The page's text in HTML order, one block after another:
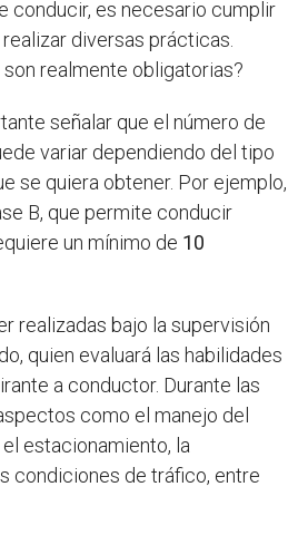
conducir, es necesario cumplir
diversas prácticas.
realmente obligatorias?
señalar que el número de
variar dependiendo del tipo
se quiera obtener. Por ejemplo,
B, que permite conducir
un mínimo de 10
realizadas bajo la supervisión
quien evaluará las habilidades
a conductor. Durante las
como el manejo del
estacionamiento, la
condiciones de tráfico, entre